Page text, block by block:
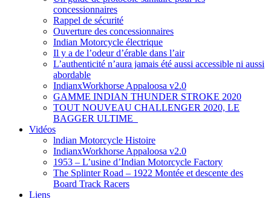
concessionnaires
Rappel de sécurité
Ouverture des concessionnaires
Indian Motorcycle électrique
Il y a de l’odeur d’érable dans l’air
L’authenticité n’aura jamais été aussi accessible ni aussi
abordable
IndianxWorkhorse Appaloosa v2.0
GAMME INDIAN THUNDER STROKE 2020
TOUT NOUVEAU CHALLENGER 2020, LE
BAGGER ULTIME
Vidéos
lndian Motorcycle Histoire
IndianxWorkhorse Appaloosa v2.0
1953 – L’usine d’Indian Motorcycle Factory
The Splinter Road – 1922 Montée et descente des
Board Track Racers
Liens